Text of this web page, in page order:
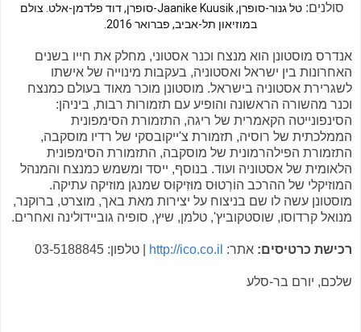
סולנים:טל גנור-סופרן,
במוזיאון תל-אביב, פברואר 2016.
אנדרס מוסטונן הוא מנצח וכנר אסטוני, מחלק את חייו בשנים
האחרונות בין ישראל ואסטוניה, בעקבות מינוייה של אישתו
לשגרירת אסטוניה בישראל. מוסטונן מוכר מאוד בעולם כמנצח
וכנר מהשורה הראשונה והופיע עם תזמורות רבות, ביניהן:
הסינפונייטה הקאמרית של ריגה, התזמורת הסימפונית
הממלכתית של רוסיה, תזמורת צ'ייקובסקי של רדיו מוסקבה,
התזמורת הפילהרמונית של מוסקבה, התזמורת הסימפונית
הלאומית של אסטוניה ועוד. בנוסף, ייסד ומשמש כמנצח והמנהל
המוזיקלי של ההרכב הוֹרְטוּס מוּזִיקוּס שמנגן מוזיקה עתיקה.
מוסטונן עשה לו שם בניצוח על יצירות מאת באך, מוצרט, ברוקנר,
מנואל קרדוסו, שוסטקוביץ', טלמן, שיץ, סופיה גוביידולינה ואחרים.
רכישת כרטיסים: אתר: http://ico.co.il | טלפון: 03-5188845
שלכם, יורם בר-סלע